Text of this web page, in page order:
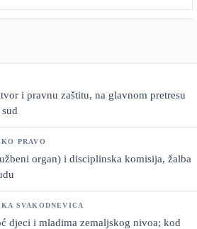
i pravnu zaštitu, na glavnom pretresu
organ) i disciplinska komisija, žalba
djeci i mladima zemaljskog nivoa; kod